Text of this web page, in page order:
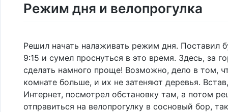
Режим дня и велопрогулка
Решил начать налаживать режим дня. Поставил
9:15 и сумел проснуться в это время. Здесь, за
сделать намного проще! Возможно, дело в том,
комнате больше, и их не затеняют деревья.
Интернет, посмотрел обстановку там, а потом
отправиться на велопрогулку в сосновый бор,